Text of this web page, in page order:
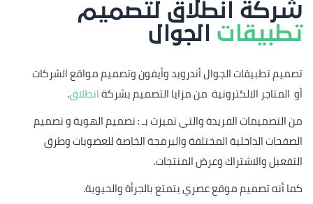
شركة انطلاق لتصميم
تطبيقات الجوال
تصميم تطبيقات الجوال أندرويد وأيفون وتصميم مواقع الشركات
أو المتاجر الالكترونية من مزايا التصميم بشركةانطلاق.
من التصميمات الفريدة والتي تميزت بـ : تصميم الهوية و تصميم
الصفحات الداخلية المختلفة والبرمجة الخاصة للعضويات وطرق
التفعيل والاشتراك وعرض المنتجات.
كما أنه تصميم موقع عصري يتمتع بالجرأة والحيوية.